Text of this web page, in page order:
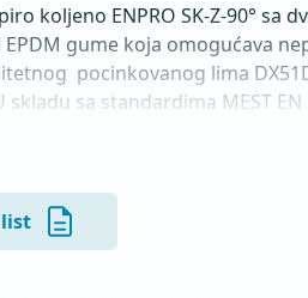
koljeno ENPRO SK-Z-90° sa
gume koja omogućava
pocinkovanog lima
sa standardima MEST EN